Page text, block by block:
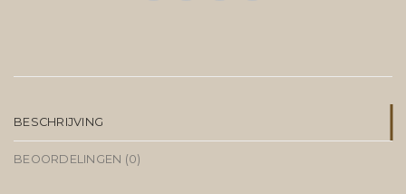
BESCHRIJVING
BEOORDELINGEN (0)